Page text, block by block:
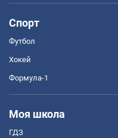
Спорт
Футбол
Хокей
Формула-1
Моя школа
ГДЗ